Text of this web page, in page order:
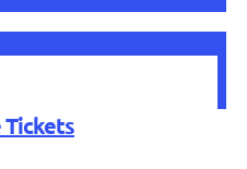
Tickets